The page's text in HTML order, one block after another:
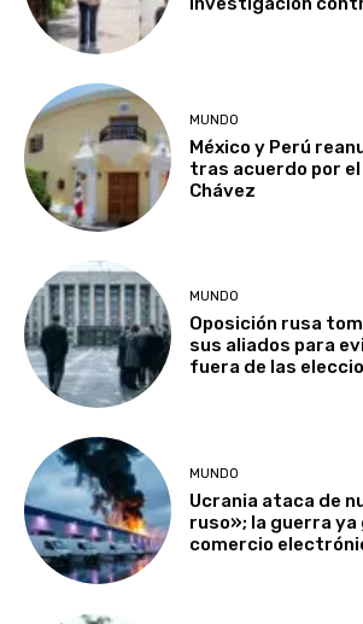
MUNDO
México y Perú
tras acuerdo por
Chávez
MUNDO
Oposición rusa
sus aliados para
fuera de las
MUNDO
Ucrania ataca de
ruso»; la guerra ya
comercio